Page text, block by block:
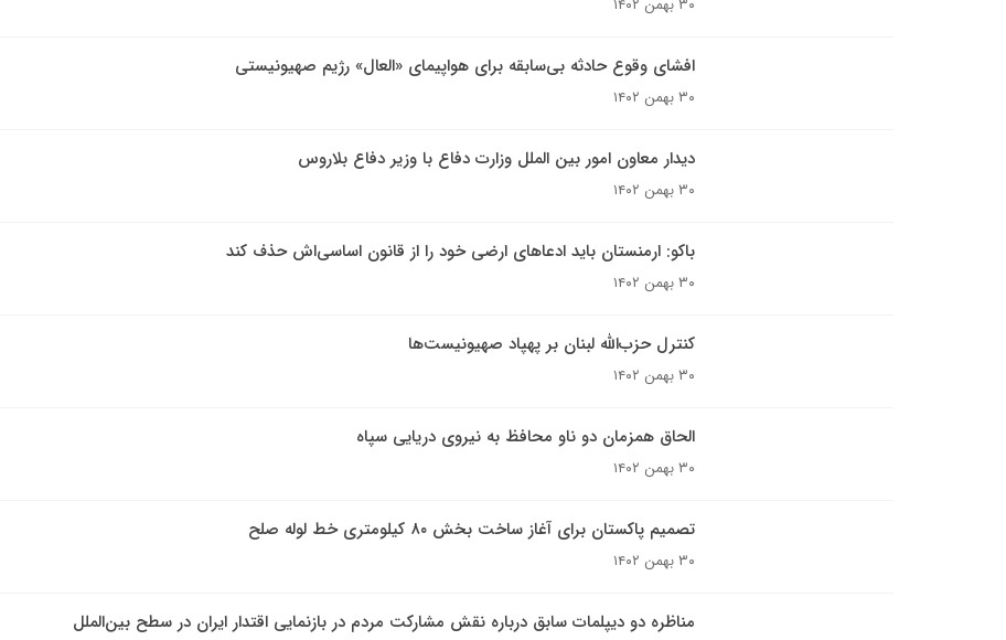
۳۰ بهمن ۱۴۰۲
افشای وقوع حادثه بی‌سابقه برای هواپیمای «العال» رژیم صهیونیستی
۳۰ بهمن ۱۴۰۲
دیدار معاون امور بین الملل وزارت دفاع با وزیر دفاع بلاروس
۳۰ بهمن ۱۴۰۲
باکو: ارمنستان باید ادعاهای ارضی خود را از قانون اساسی‌اش حذف کند
۳۰ بهمن ۱۴۰۲
کنترل حزب‌الله لبنان بر پهپاد صهیونیست‌ها
۳۰ بهمن ۱۴۰۲
الحاق همزمان دو ناو محافظ به نیروی دریایی سپاه
۳۰ بهمن ۱۴۰۲
تصمیم پاکستان برای آغاز ساخت بخش ۸۰ کیلومتری خط لوله صلح
۳۰ بهمن ۱۴۰۲
مناظره دو دیپلمات سابق درباره نقش مشارکت مردم در بازنمایی اقتدار ایران در سطح بین‌الملل